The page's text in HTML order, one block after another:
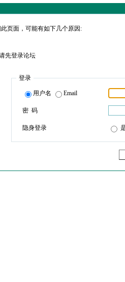
页面，可能有如下几个原因:
先登录论坛
登录
用户名 Email
密 码
隐身登录